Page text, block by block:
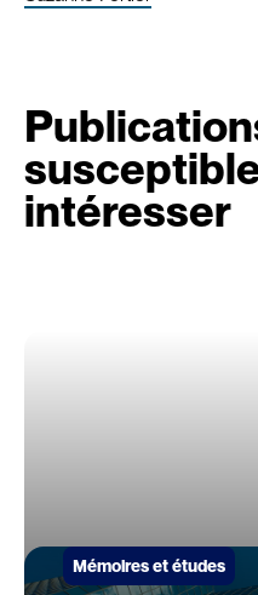
intéresser
Mémoires et études